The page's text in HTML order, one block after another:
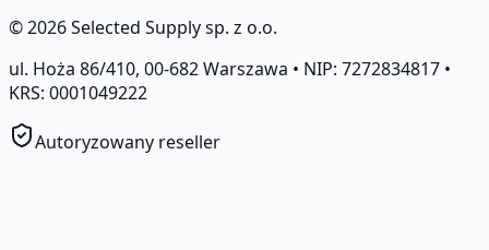
©2026Selected Supply sp. z o.o.
ul. Hoża 86/410, 00-682 Warszawa • NIP: 7272834817 •
KRS: 0001049222
Autoryzowany reseller